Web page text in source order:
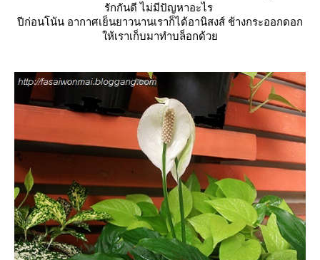
รักกันดี ไม่มีปัญหาอะไร
ปีก่อนโน้น อากาศเย็นยาวนานเราก็ได้อานิสงส์ ช้างกระออกดอก
ห้เราเก็บมาทำบล็อกด้ว